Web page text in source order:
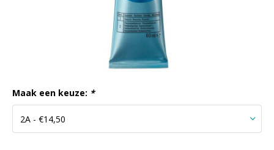
Maak een keuze: *